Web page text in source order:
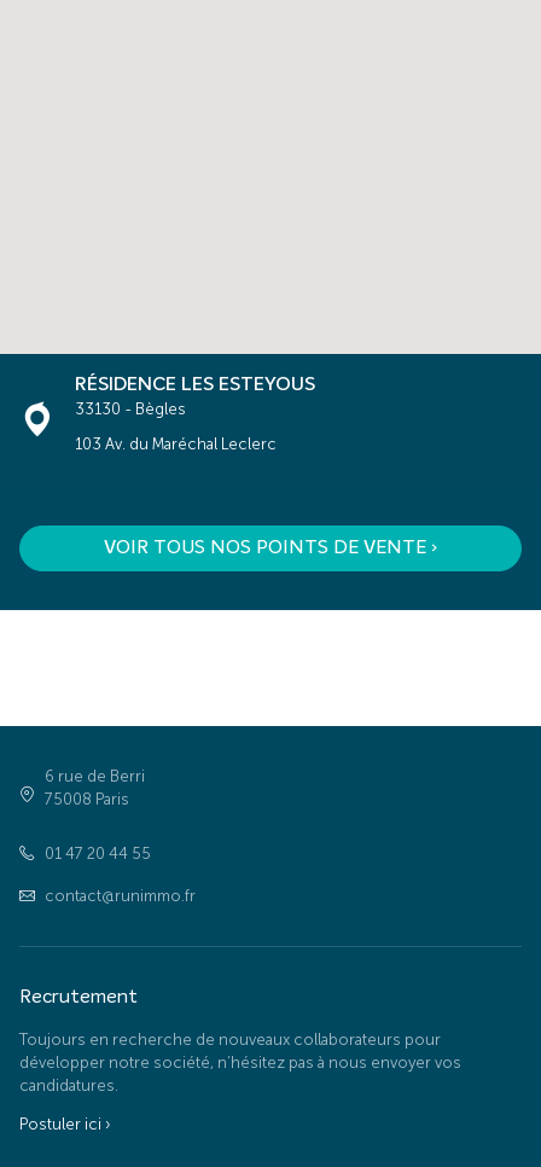
RÉSIDENCE LES ESTEYOUS
33130 - Bègles
103 Av. du Maréchal Leclerc
VOIR TOUS NOS POINTS DE VENTE ›
6 rue de Berri
75008 Paris
01 47 20 44 55
contact@runimmo.fr
Recrutement
Toujours en recherche de nouveaux collaborateurs pour
développer notre société, n’hésitez pas à nous envoyer vos
candidatures.
Postuler ici ›